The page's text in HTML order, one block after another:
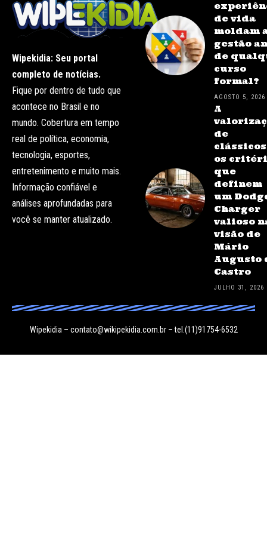
Wipekidia: Seu portal
completo de notícias.
Fique por dentro de tudo que
acontece no Brasil e no
mundo. Cobertura em tempo
real de política, economia,
tecnologia, esportes,
entretenimento e muito mais.
Informação confiável e
análises aprofundadas para
você se manter atualizado.
de vida
moldam
gestão
de
curso
formal?
AGOSTO 5, 2026
A
de
clássicos
os
que
definem
um
Charger
valioso
visão de
Mário
Augusto
Castro
JULHO 31, 2026
Wipekidia – contato@wikipekidia.com.br– tel.(11)91754-6532